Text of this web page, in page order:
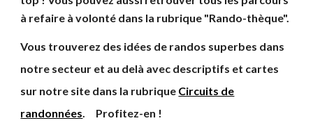
à refaire à volonté dans la rubrique "Rando-thèque".
Vous trouverez des idées de randos superbes dans
notre secteur et au delà avec descriptifs et cartes
sur notre site dans la rubrique Circuits de
randonnées. Profitez-en !